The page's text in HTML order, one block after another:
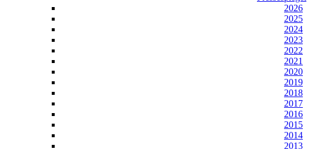
2026
2025
2024
2023
2022
2021
2020
2019
2018
2017
2016
2015
2014
2013